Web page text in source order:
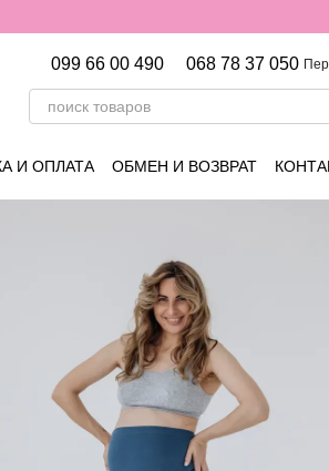
099 66 00 490 068 78 37 050
И ОПЛАТА ОБМЕН И ВОЗВРАТ